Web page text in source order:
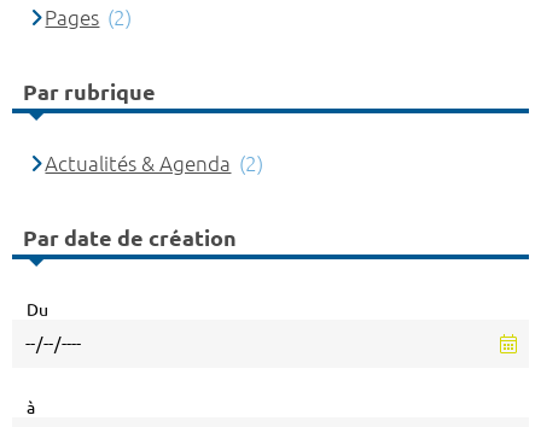
Pages (2)
Par rubrique
Actualités & Agenda (2)
Par date de création
Du
à